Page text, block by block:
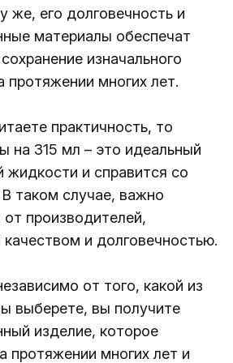
же, его долговечность и
материалы обеспечат
изначального
протяжении многих лет.
практичность, то
на 315 мл – это идеальный
и справится со
таком случае, важно
производителей,
и долговечностью.
от того, какой из
выберете, вы получите
изделие, которое
протяжении многих лет и